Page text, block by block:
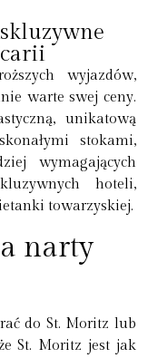
wyjazdów,
warte swej ceny.
unikatową
stokami,
wymagających
hoteli,
towarzyskiej.
narty
do St. Moritz lub
St. Moritz jest jak